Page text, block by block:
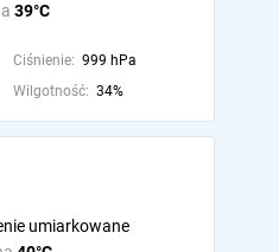
39°C
Ciśnienie: 999 hPa
Wilgotność: 34%
umiarkowane